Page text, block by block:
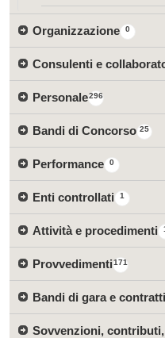
0
Organizzazione
Consulenti e
296
Personale
25
Bandi di Concorso
0
Performance
1
Enti controllati
Attività e procedimenti
171
Provvedimenti
Bandi di gara e contratti
Sovvenzioni,